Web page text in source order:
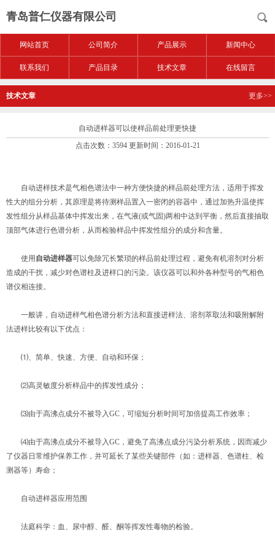
青岛普仁仪器有限公司
网站首页 公司简介 产品展示 新闻中心
联系我们 产品目录 技术文章 在线留言
技术文章 更多>>
自动进样器可以使样品前处理更快捷
点击次数：3594 更新时间：2016-01-21
自动进样技术是气相色谱法中一种方便快捷的样品前处理方法，适用于挥发
性大的组分分析，其原理是将待测样品置入一密闭的容器中，通过加热升温使挥
发性组分从样品基体中挥发出来，在气液(或气固)两相中达到平衡，然后直接抽取
顶部气体进行色谱分析，从而检验样品中挥发性组分的成分和含量。
使用 自动进样器可以免除冗长繁琐的样品前处理过程，避免有机溶剂对分析
造成的干扰，减少对色谱柱及进样口的污染。该仪器可以和外各种型号的气相色
谱仪相连接。
一般讲，自动进样气相色谱分析方法和直接进样法、溶剂萃取法和吸附解附
法进样比较有以下优点：
⑴、简单、快速、方便、自动和环保；
⑵高灵敏度分析样品中的挥发性成分；
⑶由于高沸点成分不被导入GC，可缩短分析时间可加倍提高工作效率；
⑷由于高沸点成分不被导入GC，避免了高沸点成分污染分析系统，因而减少
了仪器日常维护保养工作，并可延长了某些关键部件（如：进样器、色谱柱、检
测器等）寿命；
自动进样器应用范围
法庭科学：血、尿中醇、醛、酮等挥发性毒物的检验。